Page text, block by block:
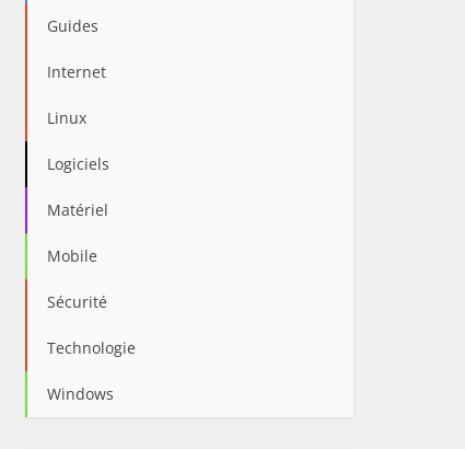
Guides
Internet
Linux
Logiciels
Matériel
Mobile
Sécurité
Technologie
Windows